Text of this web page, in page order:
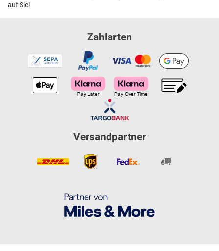
auf Sie!
Zahlarten
Versandpartner